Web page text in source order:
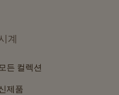
계
든 컬렉션
제품